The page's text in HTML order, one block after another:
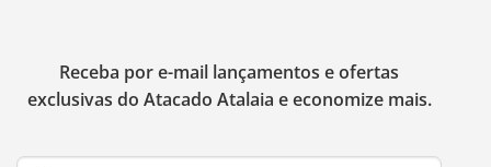
Receba por e-mail lançamentos e ofertas
exclusivas do Atacado Atalaia e economize mais.